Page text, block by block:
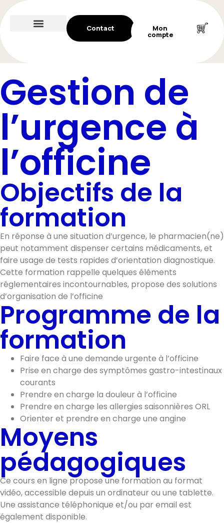
Contact Mon
compte
Gestion de
l’urgence à
l’officine
Objectifs de la
formation
En réponse à une situation d’urgence, le pharmacien(ne)
peut notamment dispenser certains médicaments, et
faire usage de tests rapides d’orientation diagnostique.
Cette formation rappelle quelques éléments
réglementaires incontournables, propose des solutions
d’organisation de l’officine
Programme de la
formation
Faire face à une demande urgente à l’officine
Prise en charge des symptômes gastro-intestinaux
courants
Prendre en charge la douleur à l’officine
Prendre en charge les allergies saisonnières ORL
Orienter et prendre en charge une angine
Moyens
pédagogiques
Ce cours en ligne propose une formation au format
vidéo, accessible depuis un ordinateur ou une tablette.
Une assistance téléphonique et/ou par email est
également disponible.